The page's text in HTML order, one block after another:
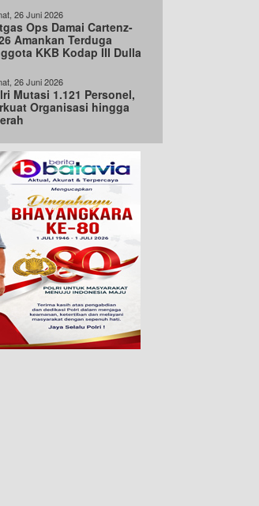
26 Juni 2026
Ops Damai Cartenz-
Amankan Terduga
KKB Kodap III Dulla
26 Juni 2026
Mutasi 1.121 Personel,
Organisasi hingga